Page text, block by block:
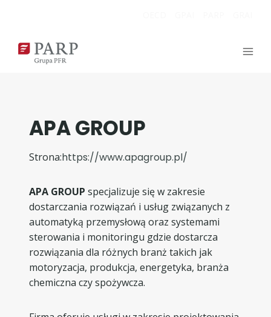
APA GROUP
Strona:https://www.apagroup.pl/
APA GROUP specjalizuje się w zakresie
dostarczania rozwiązań i usług związanych z
automatyką przemysłową oraz systemami
sterowania i monitoringu gdzie dostarcza
rozwiązania dla różnych branż takich jak
motoryzacja, produkcja, energetyka, branża
chemiczna czy spożywcza.